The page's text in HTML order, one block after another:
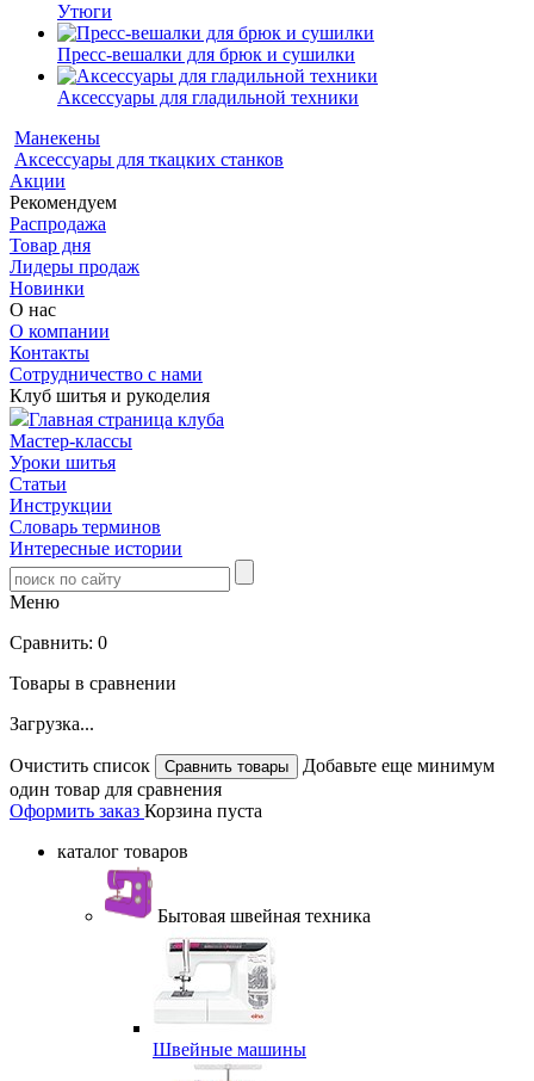
Утюги
Пресс-вешалки для брюк и сушилки
Аксессуары для гладильной техники
Манекены
Аксессуары для ткацких станков
Акции
Рекомендуем
Распродажа
Товар дня
Лидеры продаж
Новинки
О нас
О компании
Контакты
Сотрудничество с нами
Клуб шитья и рукоделия
Главная страница клуба
Мастер-классы
Уроки шитья
Статьи
Инструкции
Словарь терминов
Интересные истории
Меню
Сравнить: 0
Товары в сравнении
Загрузка...
Очистить список
Добавьте еще минимум
один товар для сравнения
Оформить заказ Корзина пуста
каталог товаров
Бытовая швейная техника
Швейные машины